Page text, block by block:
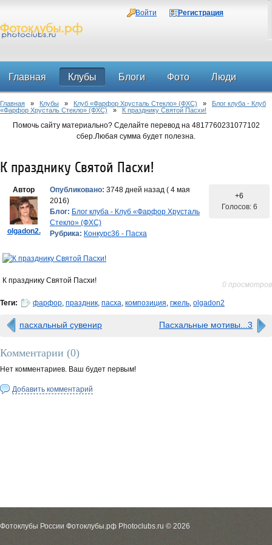
Войти Регистрация
Главная Клубы Блоги Фото Люди
Форум
Главная » Клубы » Клуб «Фарфор Хрусталь Стекло» (ФХС) » Блог клуба - Клуб
«Фарфор Хрусталь Стекло» (ФХС) » К празднику Святой Пасхи!
Помочь сайту материально? Сделайте перевод на 4817760231077102
сбер.Любая сумма будет полезна.
К празднику Святой Пасхи!
Автор
olgadon2.
Опубликовано: 3748 дней назад ( 4 мая
2016)
Блог: Блог клуба - Клуб «Фарфор Хрусталь
Стекло» (ФХС)
Рубрика: Конкурс36 - Пасха
+6
Голосов: 6
К празднику Святой Пасхи! 0 просмотров
Теги: фарфор, праздник, пасха, композиция, гжель, olgadon2
пасхальный сувенир Пасхальные мотивы...3
Комментарии (0)
Нет комментариев. Ваш будет первым!
Добавить комментарий
Фотоклубы России Фотоклубы.рф Photoclubs.ru © 2026